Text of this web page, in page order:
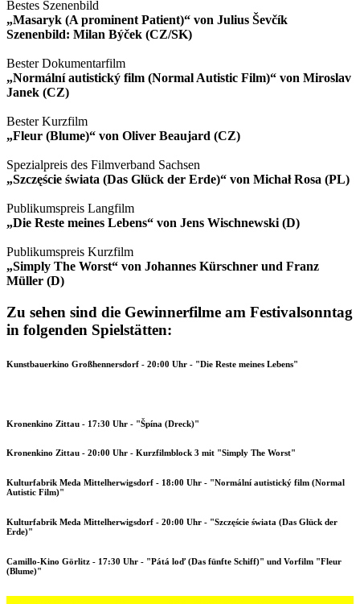
Bestes Szenenbild
„Masaryk (A prominent Patient)“ von Julius Ševčík
Szenenbild: Milan Býček (CZ/SK)
Bester Dokumentarfilm
„Normální autistický film (Normal Autistic Film)“ von Miroslav
Janek (CZ)
Bester Kurzfilm
„Fleur (Blume)“ von Oliver Beaujard (CZ)
Spezialpreis des Filmverband Sachsen
„Szczęście świata (Das Glück der Erde)“ von Michał Rosa (PL)
Publikumspreis Langfilm
„Die Reste meines Lebens“ von Jens Wischnewski (D)
Publikumspreis Kurzfilm
„Simply The Worst“ von Johannes Kürschner und Franz
Müller (D)
Zu sehen sind die Gewinnerfilme am Festivalsonntag
in folgenden Spielstätten:
Kunstbauerkino Großhennersdorf - 20:00 Uhr - "Die Reste meines Lebens"
Kronenkino Zittau - 17:30 Uhr - "Špína (Dreck)"
Kronenkino Zittau - 20:00 Uhr - Kurzfilmblock 3 mit "Simply The Worst"
Kulturfabrik Meda Mittelherwigsdorf - 18:00 Uhr - "Normální autistický film (Normal
Autistic Film)"
Kulturfabrik Meda Mittelherwigsdorf - 20:00 Uhr - "Szczęście świata (Das Glück der
Erde)"
Camillo-Kino Görlitz - 17:30 Uhr - "Pátá loď (Das fünfte Schiff)" und Vorfilm "Fleur
(Blume)"